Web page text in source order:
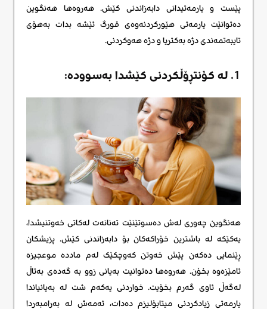
پێست و یارمەتیدانی دابەزاندنی کێش. هەروەها هەنگوین
دەتوانێت یارمەتی هێورکردنەوەی قورگ ئێشە بدات بەهۆی
تایبەتمەندی دژە بەکتریا و دژە هەوکردنی.
1. لە کۆنتڕۆڵکردنی کێشدا بەسوودە:
هەنگوین چەوری لەش دەسوتێنێت تەنانەت لەکاتی خەوتنیشدا،
یەکێکە لە باشترین خۆراکەکان بۆ دابەزاندنی کێش. پزیشکان
ڕێنمایی دەکەن پێش خەوتن کەوچکێک لەم ماددە موعجیزە
ئامێزەوە بخۆن. هەروەها دەتوانیت بەیانی زوو بە گەدەی بەتاڵ
لەگەڵ ئاوی گەرم بخۆیت. خواردنی یەکەم شت لە بەیانیاندا
یارمەتی زیادکردنی میتابۆلیزم دەدات، ئەمەش لە بەرامبەردا